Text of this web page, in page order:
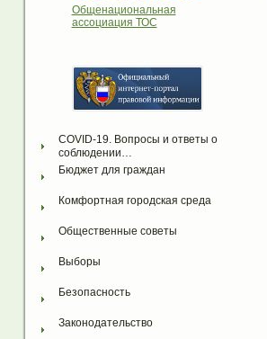
Общенациональная
ассоциация ТОС
COVID-19. Вопросы и ответы о
соблюдении…
Бюджет для граждан
Комфортная городская среда
Общественные советы
Выборы
Безопасность
Законодательство